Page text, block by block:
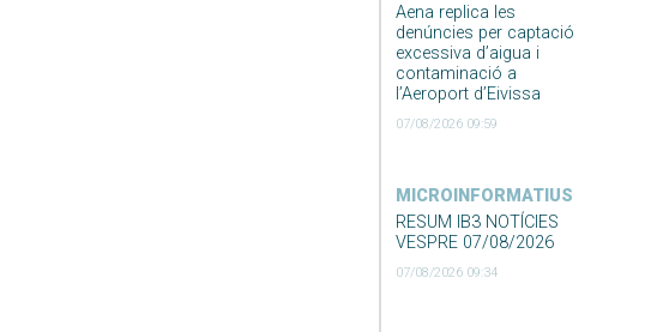
Aena replica les
denúncies per captació
excessiva d’aigua i
contaminació a
l’Aeroport d’Eivissa
07/08/2026 09:59
MICROINFORMATIUS
RESUM IB3 NOTÍCIES
VESPRE 07/08/2026
07/08/2026 09:34